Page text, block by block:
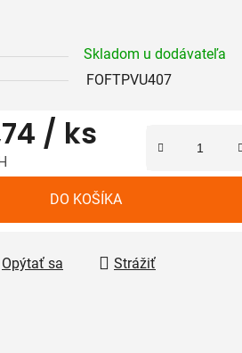
Skladom u dodávateľa
FOFTPVU407
/ ks
DO KOŠÍKA
Opýtať sa
Strážiť